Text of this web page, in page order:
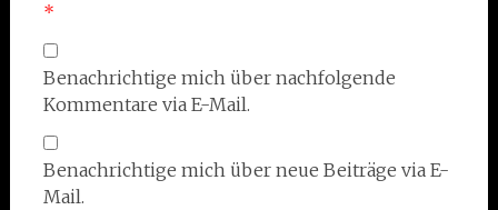
*
Benachrichtige mich über nachfolgende
Kommentare via E-Mail.
Benachrichtige mich über neue Beiträge via E-
Mail.